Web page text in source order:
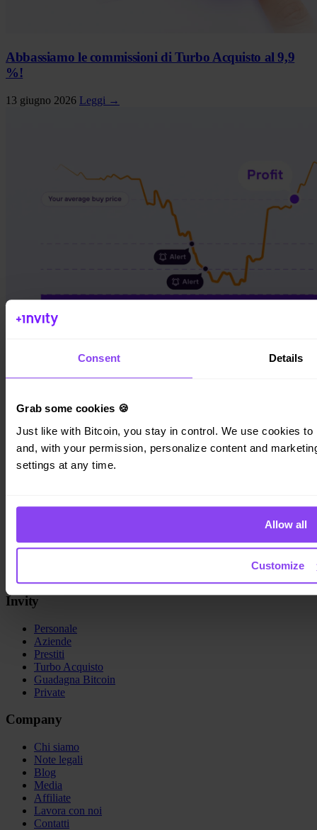
Consent Details
Grab some cookies 🍪
Just like with Bitcoin, you stay in control. We use cookies
and, with your permission, personalize content and
settings at any time.
Allow all
Customize
Abbassiamo le commissioni di Turbo Acquisto al 9,9
%!
13 giugno 2026 Leggi →
6 giugno 2026 Leggi →
Kundratka 2359/17a 180 00 Praga 8 Repubblica Ceca
Invity
Personale
Aziende
Prestiti
Turbo Acquisto
Guadagna Bitcoin
Private
Company
Chi siamo
Note legali
Blog
Media
Affiliate
Lavora con noi
Contatti